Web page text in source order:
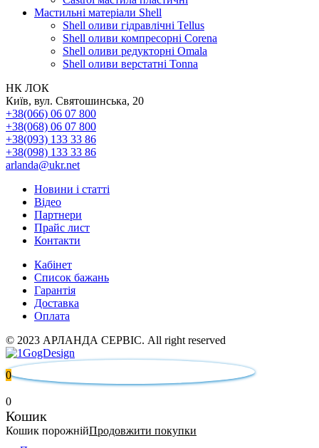
Мастильні матеріали Shell
Shell оливи гідравлічні Tellus
Shell оливи компресорні Corena
Shell оливи редукторні Omala
Shell оливи верстатні Tonna
НК ЛОК
Київ, вул. Святошинська, 20
+38(066) 06 07 800
+38(068) 06 07 800
+38(093) 133 33 86
+38(098) 133 33 86
arlanda@ukr.net
Новини і статті
Відео
Партнери
Прайс лист
Контакти
Кабінет
Список бажань
Гарантія
Доставка
Оплата
© 2023 АРЛАНДА СЕРВІС. All right reserved
0
0
Кошик
Кошик порожнійПродовжити покупки